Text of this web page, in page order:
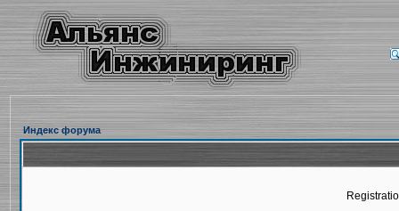
Индекс форума